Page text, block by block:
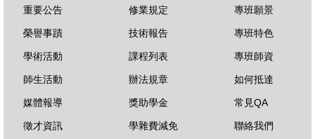
重要公告
榮譽事蹟
學術活動
師生活動
媒體報導
徵才資訊
修業規定
技術報告
課程列表
辦法規章
獎助學金
學雜費減免
專班願景
專班特色
專班師資
如何抵達
常見QA
聯絡我們